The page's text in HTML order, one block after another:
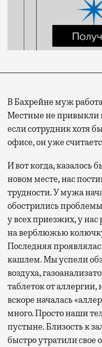
В Бахрейне муж
Местные не привыкли
если сотрудник хотя
офисе, он уже
И вот когда,
новом месте, нас
трудности. У мужа
обострились
у всех приезжих, у
на верблюжью
Последняя
кашлем. Мы успели
воздуха,
таблеток от аллергии,
вскоре началась
много. Просто наши
пустыне. Близость к
быстро утратили свое